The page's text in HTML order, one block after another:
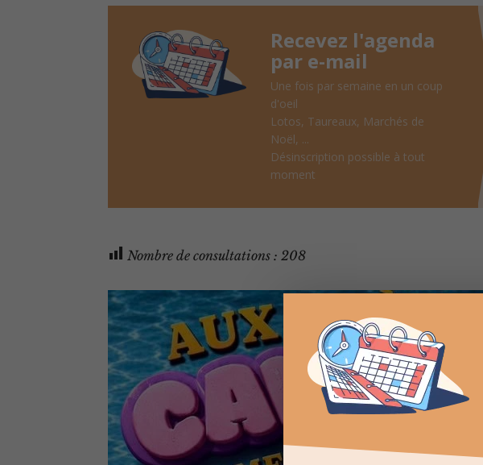
Recevez l'agenda
par e-mail
Une fois par semaine en un coup
d'oeil
Lotos, Taureaux, Marchés de
Noël, ...
Désinscription possible à tout
moment
Nombre de consultations : 208